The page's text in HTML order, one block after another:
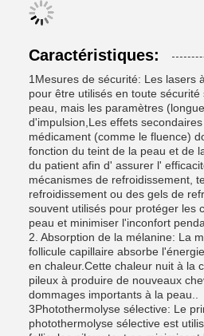
Caractéristiques:
1Mesures de sécurité: Les lasers
pour être utilisés en toute
peau, mais les paramètres
d'impulsion,Les effets
médicament (comme le fluence)
fonction du teint de la peau et de
du patient afin d' assurer l'
mécanismes de refroidissement,
refroidissement ou des gels de
souvent utilisés pour protéger les
peau et minimiser l'inconfort
2. Absorption de la mélanine: La
follicule capillaire absorbe
en chaleur.Cette chaleur nuit à la
pileux à produire de nouveaux
dommages importants à la peau..
3Photothermolyse sélective: Le
photothermolyse sélective est